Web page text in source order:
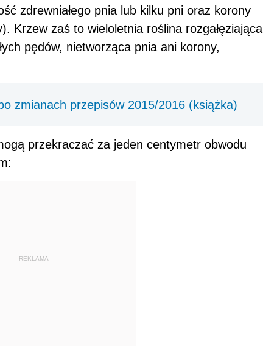
zdrewniałego pnia lub kilku pni oraz korony
Krzew zaś to wieloletnia roślina rozgałęziająca
pędów, nietworząca pnia ani korony,
zmianach przepisów 2015/2016 (książka)
przekraczać za jeden centymetr obwodu
REKLAMA